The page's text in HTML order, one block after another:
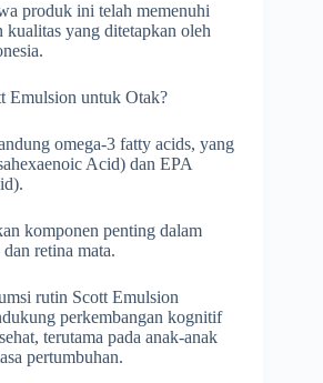
produk ini telah memenuhi
kualitas yang ditetapkan oleh
Emulsion untuk Otak?
omega-3 fatty acids, yang
Acid) dan EPA
komponen penting dalam
retina mata.
rutin Scott Emulsion
perkembangan kognitif
terutama pada anak-anak
pertumbuhan.